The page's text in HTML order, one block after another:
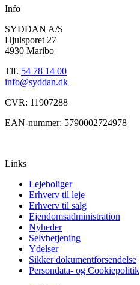
Info
SYDDAN A/S
Hjulsporet 27
4930 Maribo
Tlf. 54 78 14 00
info@syddan.dk
CVR: 11907288
EAN-nummer: 5790002724978
Links
Lejeboliger
Erhverv til leje
Erhverv til salg
Ejendomsadministration
Nyheder
Selvbetjening
Ydelser
Sikker dokumentforsendelse
Persondata- og Cookiepolitik